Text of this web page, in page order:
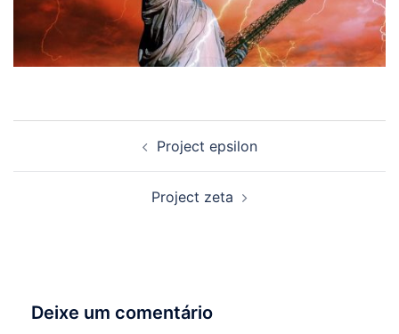
Project epsilon
Project zeta
Deixe um comentário